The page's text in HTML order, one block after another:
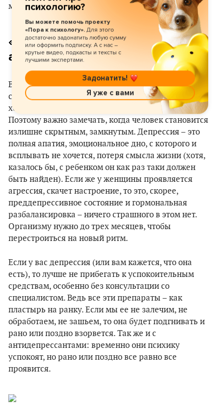
мама может поспать и отдохнуть.
«Депрессия – это полная
апатия, эмоциональное дно»
Вообще, депрессия – такая штука, которую со
стороны можно и не заметить. Очень часто люди
ходят с ней годами, а близкие ничего не видят.
Поэтому важно замечать, когда человек становится
излишне скрытным, замкнутым. Депрессия – это
полная апатия, эмоциональное дно, с которого и
всплывать не хочется, потеря смысла жизни (хотя,
казалось бы, с ребенком он как раз таки должен
быть найден). Если же у женщины проявляется
агрессия, скачет настроение, то это, скорее,
преддепрессивное состояние и гормональная
разбалансировка – ничего страшного в этом нет.
Организму нужно до трех месяцев, чтобы
перестроиться на новый ритм.
Если у вас депрессия (или вам кажется, что она
есть), то лучше не прибегать к успокоительным
средствам, особенно без консультации со
специалистом. Ведь все эти препараты – как
пластырь на ранку. Если мы ее не залечим, не
обработаем, не зашьем, то она будет подгнивать и
рано или поздно взорвется. Так же и с
антидепрессантами: временно они психику
успокоят, но рано или поздно все равно все
проявится.
психологию?
Вы можете помочь проекту
«Пора к психологу». Для этого
достаточно задонатить любую сумму
или оформить подписку. А с нас –
крутые видео, подкасты и тексты с
лучшими экспертами.
Задонатить!
Я уже с вами